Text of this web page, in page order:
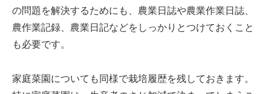
の問題を解決するためにも、農業日誌や農業作業日誌、
農作業記録、農業日記などをしっかりとつけておくこと
も必要です。
家庭菜園についても同様で栽培履歴を残しておきます。